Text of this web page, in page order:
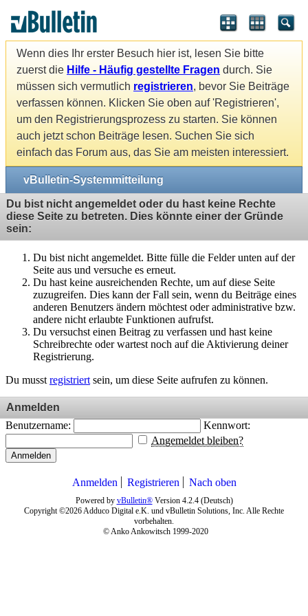
Wenn dies Ihr erster Besuch hier ist, lesen Sie bitte
zuerst die Hilfe - Häufig gestellte Fragen durch. Sie
müssen sich vermutlich registrieren, bevor Sie Beiträge
verfassen können. Klicken Sie oben auf 'Registrieren',
um den Registrierungsprozess zu starten. Sie können
auch jetzt schon Beiträge lesen. Suchen Sie sich
einfach das Forum aus, das Sie am meisten interessiert.
vBulletin-Systemmitteilung
Du bist nicht angemeldet oder du hast keine Rechte
diese Seite zu betreten. Dies könnte einer der Gründe
sein:
Du bist nicht angemeldet. Bitte fülle die Felder unten auf der
Seite aus und versuche es erneut.
Du hast keine ausreichenden Rechte, um auf diese Seite
zuzugreifen. Dies kann der Fall sein, wenn du Beiträge eines
anderen Benutzers ändern möchtest oder administrative bzw.
andere nicht erlaubte Funktionen aufrufst.
Du versuchst einen Beitrag zu verfassen und hast keine
Schreibrechte oder wartest noch auf die Aktivierung deiner
Registrierung.
Du musst registriert sein, um diese Seite aufrufen zu können.
Anmelden
Benutzername:
Kennwort:
Angemeldet bleiben?
Anmelden
Anmelden Registrieren Nach oben
Powered by vBulletin®Version 4.2.4 (Deutsch)
Copyright ©2026 Adduco Digital e.K. und vBulletin Solutions, Inc. Alle Rechte
vorbehalten.
© Anko Ankowitsch 1999-2020